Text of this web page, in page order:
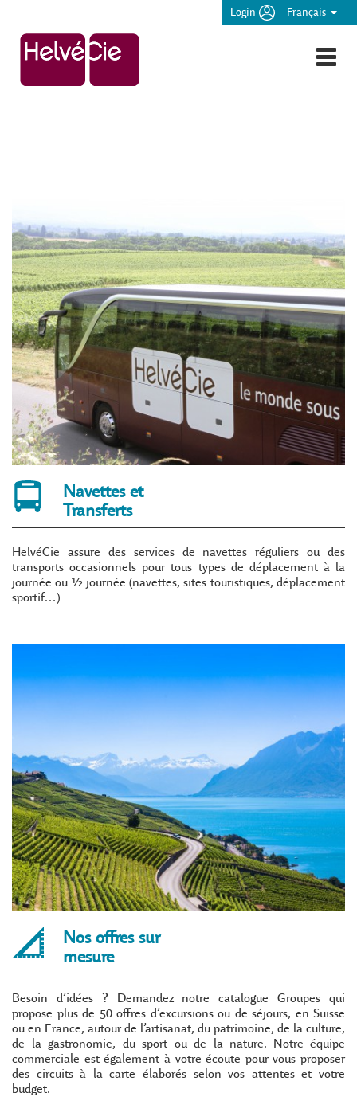
Login Français
Navettes et
Transferts
HelvéCie assure des services de navettes réguliers ou des
transports occasionnels pour tous types de déplacement à la
journée ou ½ journée (navettes, sites touristiques, déplacement
sportif…)
Nos offres sur
mesure
Besoin d’idées ? Demandez notre catalogue Groupes qui
propose plus de 50 offres d’excursions ou de séjours, en Suisse
ou en France, autour de l’artisanat, du patrimoine, de la culture,
de la gastronomie, du sport ou de la nature. Notre équipe
commerciale est également à votre écoute pour vous proposer
des circuits à la carte élaborés selon vos attentes et votre
budget.